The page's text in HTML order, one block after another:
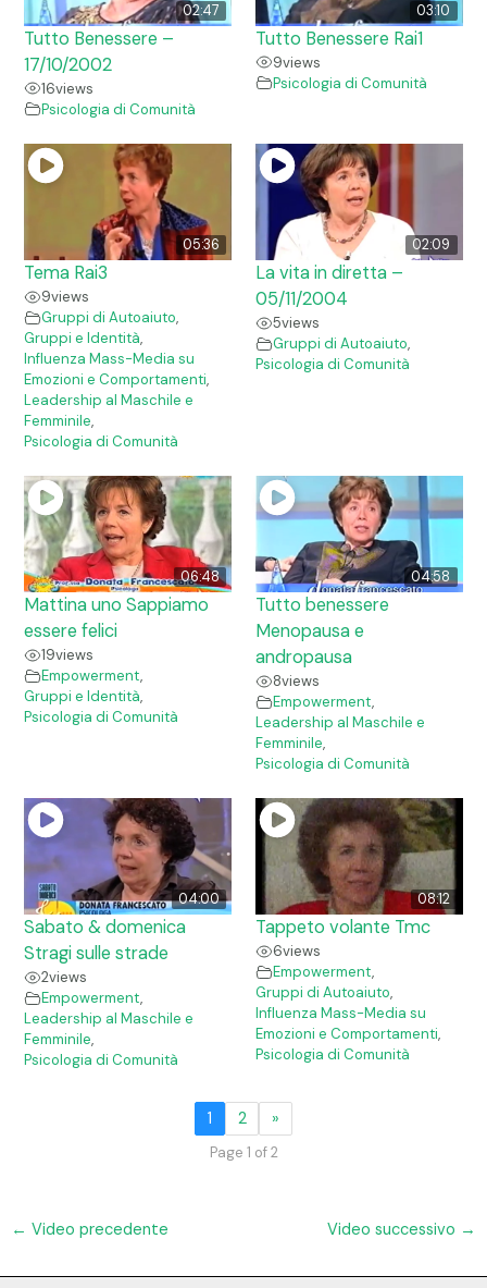
02:47
Tutto Benessere –
17/10/2002
16views
Psicologia di Comunità
03:10
Tutto Benessere Rai1
9views
Psicologia di Comunità
05:36
Tema Rai3
9views
Gruppi di Autoaiuto,
Gruppi e Identità,
Influenza Mass-Media su
Emozioni e Comportamenti,
Leadership al Maschile e
Femminile,
Psicologia di Comunità
02:09
La vita in diretta –
05/11/2004
5views
Gruppi di Autoaiuto,
Psicologia di Comunità
06:48
Mattina uno Sappiamo
essere felici
19views
Empowerment,
Gruppi e Identità,
Psicologia di Comunità
04:58
Tutto benessere
Menopausa e
andropausa
8views
Empowerment,
Leadership al Maschile e
Femminile,
Psicologia di Comunità
04:00
Sabato & domenica
Stragi sulle strade
2views
Empowerment,
Leadership al Maschile e
Femminile,
Psicologia di Comunità
08:12
Tappeto volante Tmc
6views
Empowerment,
Gruppi di Autoaiuto,
Influenza Mass-Media su
Emozioni e Comportamenti,
Psicologia di Comunità
1 2 »
Page 1 of 2
← Video precedente Video successivo →